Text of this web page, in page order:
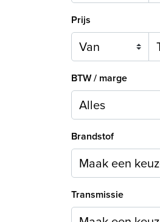
Prijs
BTW / marge
Brandstof
Maak een
Transmissie